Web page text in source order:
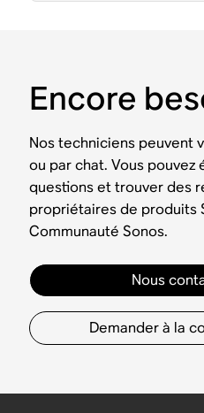
Encore
Nos techniciens peuvent
ou par chat. Vous
questions et trouver des
propriétaires de produits
Communauté Sonos.
Nous
Demander à la